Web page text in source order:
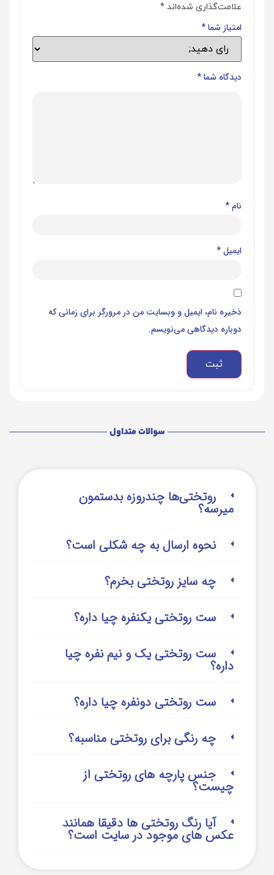
علامت‌گذاری شده‌اند *
امتیاز شما*
دیدگاه شما*
نام*
ایمیل*
ذخیره نام، ایمیل و وبسایت من در مرورگر برای زمانی که
دوباره دیدگاهی می‌نویسم.
سوالات متداول
روتختی‌‌ها چندروزه بدستمون
میرسه؟
نحوه ارسال به چه شکلی است؟
چه سایز روتختی بخرم؟
ست روتختی یکنفره چیا داره؟
ست روتختی یک و نیم نفره چیا
داره؟
ست روتختی دونفره چیا داره؟
چه رنگی برای روتختی مناسبه؟
جنس پارچه های روتختی از
چیست؟
آیا رنگ روتختی ها دقیقا همانند
عکس های موجود در سایت است؟